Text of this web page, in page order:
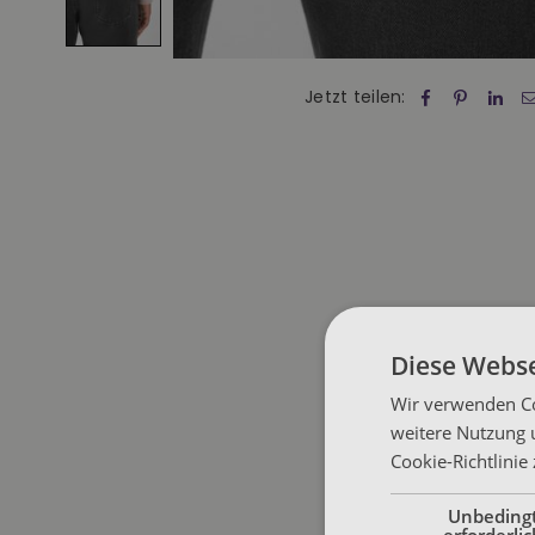
Jetzt teilen:
Diese
Wir verwenden
weitere Nutzung
Cookie-Richtlinie